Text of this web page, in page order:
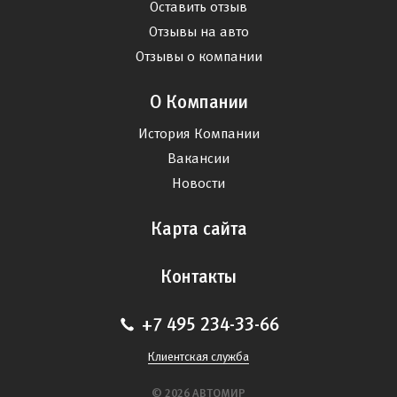
© 2026 АВТОМИР
Оставить отзыв
Отзывы на авто
Отзывы о компании
О Компании
История Компании
Вакансии
Новости
Карта сайта
Контакты
+7 495 234-33-66
Клиентская служба